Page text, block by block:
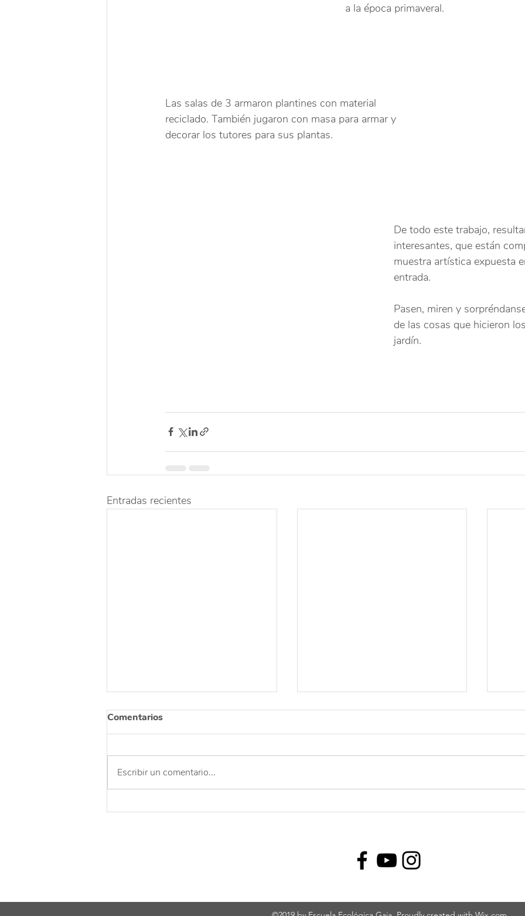
a la época primaveral.
Las salas de 3 armaron plantines con material
reciclado. También jugaron con masa para armar y
decorar los tutores para sus plantas.
De todo este trabajo,
interesantes, que están
muestra artística expuesta
entrada.
Pasen, miren y
de las cosas que hicieron
jardín.
Entradas recientes
Comentarios
Escribir un comentario...